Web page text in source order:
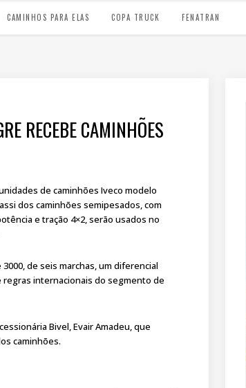
CAMINHOS PARA ELAS COPA TRUCK FENATRAN
RECEBE CAMINHÕES
de caminhões Iveco modelo
dos caminhões semipesados, com
e tração 4×2, serão usados no
de seis marchas, um diferencial
internacionais do segmento de
Bivel, Evair Amadeu, que
caminhões.